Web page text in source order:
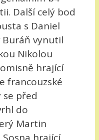
Další celý bod
s Daniel
Buráň vynutil
Nikolou
hrající
francouzské
se před
do
Martin
Sosna hrající